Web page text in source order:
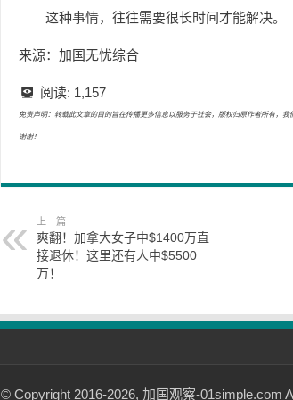
这种事情，往往需要很长时间才能解决。
来源：加国无忧综合
阅读: 1,157
免责声明：转载此文章的目的旨在传播更多信息以服务于社会，版权归原作者所有，
谢谢！
上一篇
爽翻！加拿大女子中$1400万直
接退休！这里还有人中$5500
万！
© Copyright 2016-2026, 加国观察-01simple.com